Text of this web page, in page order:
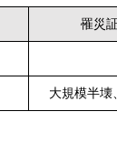
罹災
大規模半壊